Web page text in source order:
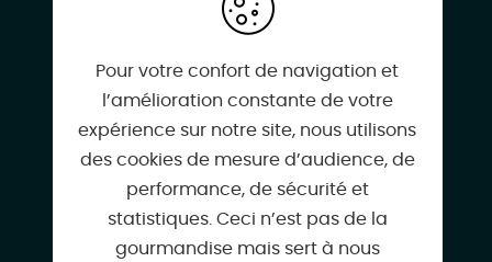
Facebook
Google
Pour votre confort de navigation et
l’amélioration constante de votre
expérience sur notre site, nous utilisons
des cookies de mesure d’audience, de
performance, de sécurité et
statistiques. Ceci n’est pas de la
gourmandise mais sert à nous